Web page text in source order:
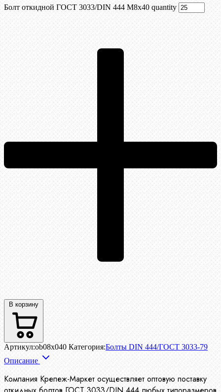
Болт откидной ГОСТ 3033/DIN 444 М8x40 quantity
В корзину
Артикул:ob08x040 Категория:Болты DIN 444/ГОСТ 3033-79
Описание
Компания Крепеж-Маркет осуществляет оптовую поставку